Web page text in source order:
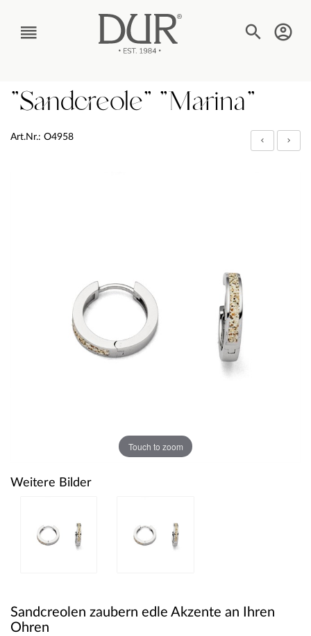
TEXT_BTN_MENU
"Sandcreole" "Marina"
Art.Nr.: O4958
Touch to zoom
Weitere Bilder
Sandcreolen zaubern edle Akzente an Ihren
Ohren